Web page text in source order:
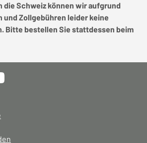
die Schweiz können wir aufgrund
Zollgebühren leider keine
Bitte bestellen Sie stattdessen beim